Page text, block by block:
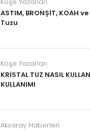
Köşe Yazarları
ASTIM, BRONŞİT, KOAH
Tuzu
Köşe Yazarları
KRİSTAL TUZ NASIL
KULLANIMI
Aksaray Haberleri